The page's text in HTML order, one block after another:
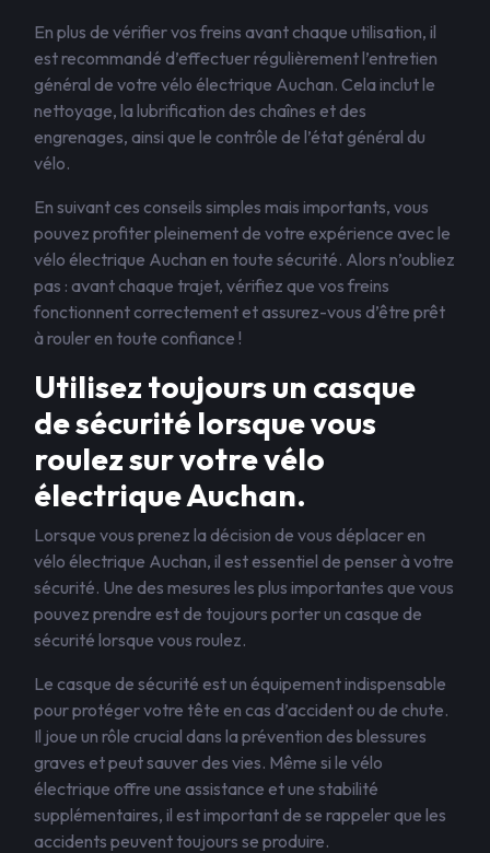
En plus de vérifier vos freins avant chaque utilisation, il
est recommandé d’effectuer régulièrement l’entretien
général de votre vélo électrique Auchan. Cela inclut le
nettoyage, la lubrification des chaînes et des
engrenages, ainsi que le contrôle de l’état général du
vélo.
En suivant ces conseils simples mais importants, vous
pouvez profiter pleinement de votre expérience avec le
vélo électrique Auchan en toute sécurité. Alors n’oubliez
pas : avant chaque trajet, vérifiez que vos freins
fonctionnent correctement et assurez-vous d’être prêt
à rouler en toute confiance !
Utilisez toujours un casque
de sécurité lorsque vous
roulez sur votre vélo
électrique Auchan.
Lorsque vous prenez la décision de vous déplacer en
vélo électrique Auchan, il est essentiel de penser à votre
sécurité. Une des mesures les plus importantes que vous
pouvez prendre est de toujours porter un casque de
sécurité lorsque vous roulez.
Le casque de sécurité est un équipement indispensable
pour protéger votre tête en cas d’accident ou de chute.
Il joue un rôle crucial dans la prévention des blessures
graves et peut sauver des vies. Même si le vélo
électrique offre une assistance et une stabilité
supplémentaires, il est important de se rappeler que les
accidents peuvent toujours se produire.